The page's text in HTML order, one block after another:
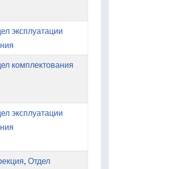
эксплуатации
комплектования
эксплуатации
, Отдел